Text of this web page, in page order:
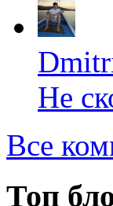
Не
Все
Топ